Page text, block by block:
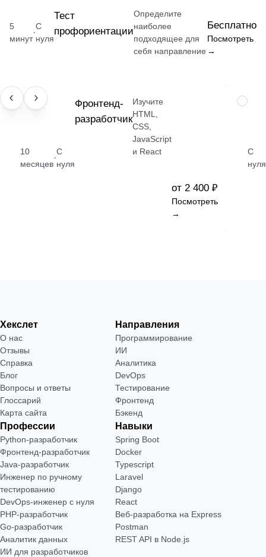
5
минут
·
С
нуля
Тест
профориентации
Определите
наиболее
подходящее для
себя направление
Бесплатно
Посмотреть
→
ПРОФЕССИЯ
10
месяцев
·
С
нуля
Фронтенд-
разработчик
Изучите
HTML,
CSS,
JavaScript
и React
от 2 400 ₽
Посмотреть
→
НАВЫК
С
нуля
Хекслет
О нас
Отзывы
Справка
Блог
Вопросы и ответы
Глоссарий
Карта сайта
Направления
Программирование
ИИ
Аналитика
DevOps
Тестирование
Фронтенд
Бэкенд
Профессии
Python-разработчик
Фронтенд-разработчик
Java-разработчик
Инженер по ручному
тестированию
DevOps-инженер с нуля
РНР-разработчик
Go-разработчик
Аналитик данных
ИИ для разработчиков
Навыки
Spring Boot
Docker
Typescript
Laravel
Django
React
Веб-разработка на Express
Postman
REST API в Node.js